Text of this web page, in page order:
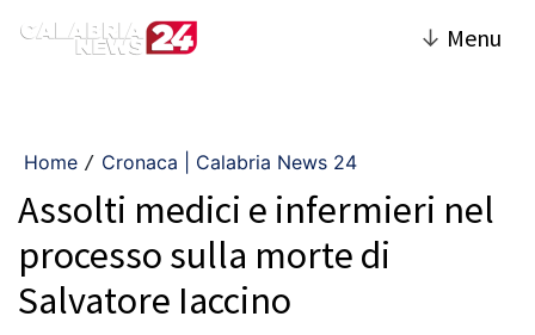
↓ Menu
Home / Cronaca | Calabria News 24
Assolti medici e infermieri nel
processo sulla morte di
Salvatore Iaccino